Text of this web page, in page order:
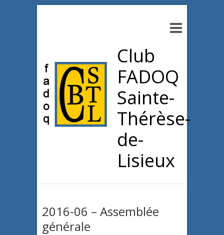
Club
FADOQ
Sainte-
Thérèse-
de-
Lisieux
2016-06 – Assemblée
générale